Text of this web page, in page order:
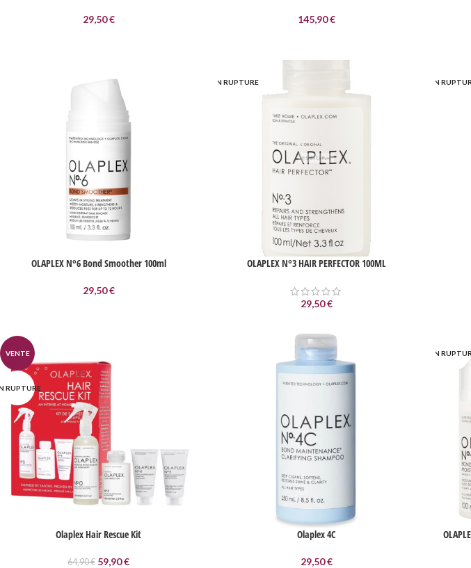
29,50€ 145,90€
OLAPLEX N°6 Bond Smoother 100ml
29,50€
EN RUPTURE
OLAPLEX N°3 HAIR PERFECTOR 100ML
29,50€
EN
VENTE
RUPTURE
Olaplex Hair Rescue Kit
64,90€ 59,90€
Olaplex 4C
29,50€
EN